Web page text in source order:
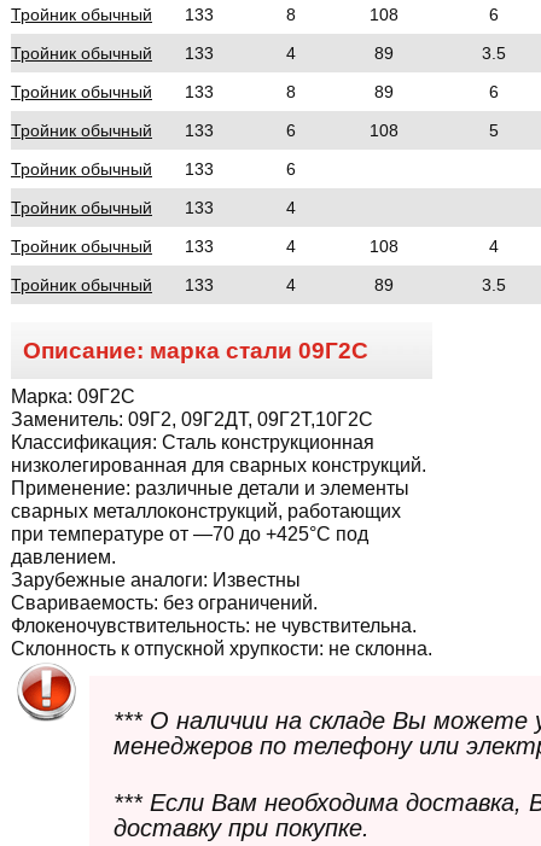
Тройник обычный
133 8 108
6
Тройник обычный
133 4 89
3.5
Тройник обычный
133 8 89
6
Тройник обычный
133 6 108
5
Тройник обычный
133
6
Тройник обычный
133
4
Тройник обычный
133 4 108
4
Тройник обычный
133 4 89 3.5
Описание: марка стали 09Г2С
Марка: 09Г2С
Заменитель: 09Г2, 09Г2ДТ, 09Г2Т,10Г2С
Классификация: Сталь конструкционная
низколегированная для сварных конструкций.
Применение: различные детали и элементы
сварных металлоконструкций, работающих
при температуре от —70 до +425°С под
давлением.
Зарубежные аналоги: Известны
Свариваемость: без ограничений.
Флокеночувствительность: не чувствительна.
Склонность к отпускной хрупкости: не склонна.
*** О наличии на складе Вы можете
менеджеров по телефону или
*** Если Вам необходима
доставку при покупке.